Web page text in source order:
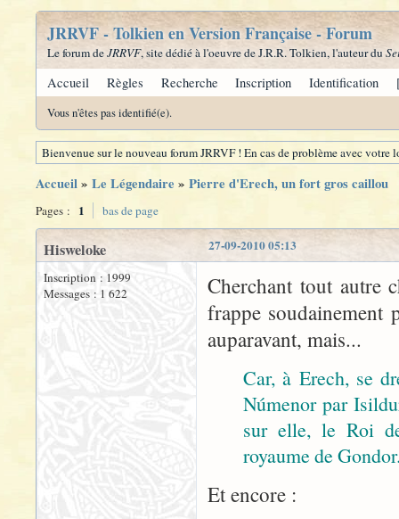
JRRVF - Tolkien en Version Française - Forum
Le forum deJRRVF, site dédié à l'oeuvre de J.R.R. Tolkien, l'auteur du
Accueil Règles Recherche Inscription Identification
Vous n'êtes pas identifié(e).
Bienvenue sur le nouveau forum JRRVF ! En cas de problème avec
Accueil» Le Légendaire » Pierre d'Erech, un fort gros caillou
Pages : 1 bas de page
27-09-2010 05:13
Hisweloke
Inscription : 1999
Messages : 1 622
Cherchant tout autre
frappe soudainement
auparavant, mais...
Car, à Erech, se
Númenor par
sur elle, le Roi
royaume de
Et encore :